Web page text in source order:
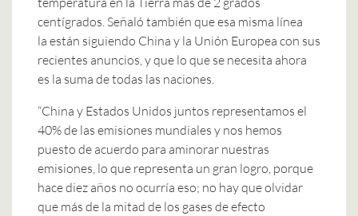
centígrados. Señaló también que esa misma línea
la están siguiendo China y la Unión Europea con sus
recientes anuncios, y que lo que se necesita ahora
es la suma de todas las naciones.
“China y Estados Unidos juntos representamos el
40% de las emisiones mundiales y nos hemos
puesto de acuerdo para aminorar nuestras
emisiones, lo que representa un gran logro, porque
hace diez años no ocurría eso; no hay que olvidar
que más de la mitad de los gases de efecto